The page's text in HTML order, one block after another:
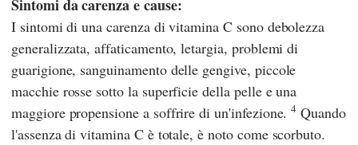
Sintomi da carenza e cause:
I sintomi di una carenza di vitamina C sono debolezza
generalizzata, affaticamento, letargia, problemi di
guarigione, sanguinamento delle gengive, piccole
macchie rosse sotto la superficie della pelle e una
maggiore propensione a soffrire di un'infezione.4 Quando
l'assenza di vitamina C è totale, è noto come scorbuto.